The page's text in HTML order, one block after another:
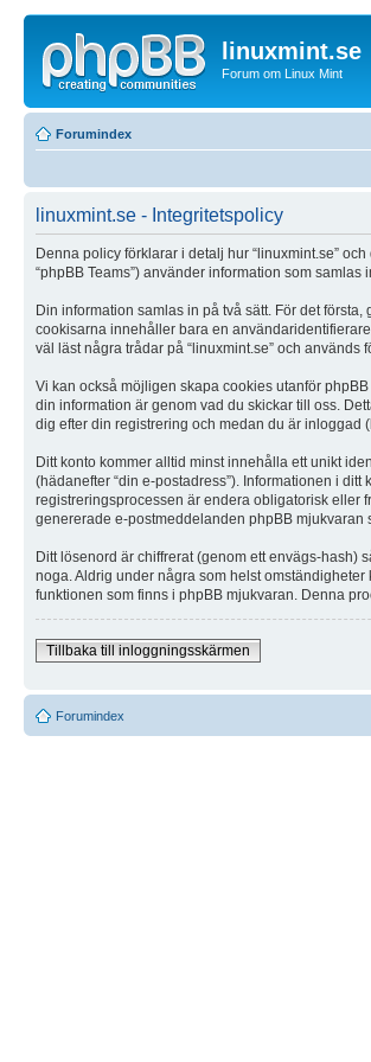
linuxmint.se
Forum om Linux Mint
Forumindex
linuxmint.se - Integritetspolicy
Denna policy förklarar i detalj hur “linuxmint.se” och
“phpBB Teams”) använder information som
Din information samlas in på två sätt. För det
cookisarna innehåller bara en
väl läst några trådar på “linuxmint.se” och
Vi kan också möjligen skapa cookies utanför
din information är genom vad du skickar till oss.
dig efter din registrering och medan du är inloggad
Ditt konto kommer alltid minst innehålla ett unikt
(hädanefter “din e-postadress”). Informationen i
registreringsprocessen är endera obligatorisk eller
genererade e-postmeddelanden phpBB mjukvaran
Ditt lösenord är chiffrerat (genom ett envägs-hash)
noga. Aldrig under några som helst
funktionen som finns i phpBB mjukvaran. Denna
Tillbaka till inloggningsskärmen
Forumindex